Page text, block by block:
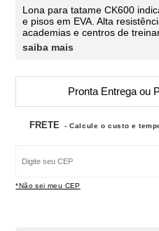
Lona para tatame CK600
e pisos em EVA. Alta
academias e centros de
saiba mais
Pronta Entrega ou
FRETE - Calcule o custo e
*Não sei meu CEP